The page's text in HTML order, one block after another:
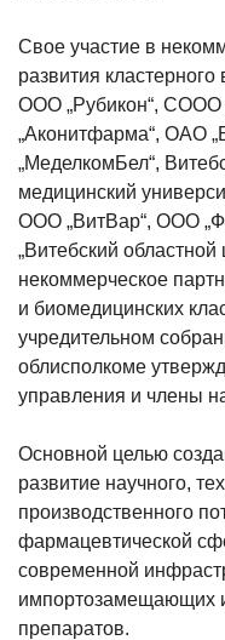
Свое участие в
развития
ООО „Рубикон“, СООО
„Аконитфарма“, ОАО
„МеделкомБел“,
медицинский
ООО „ВитВар“, ООО
„Витебский областной
некоммерческое
и биомедицинских
учредительном
облисполкоме
управления и члены
Основной целью
развитие научного,
производственного
фармацевтической
современной
импортозамещающих
препаратов.